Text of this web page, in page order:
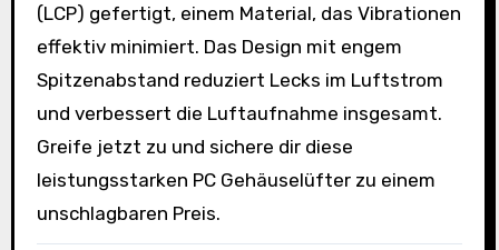
(LCP) gefertigt, einem Material, das Vibrationen
effektiv minimiert. Das Design mit engem
Spitzenabstand reduziert Lecks im Luftstrom
und verbessert die Luftaufnahme insgesamt.
Greife jetzt zu und sichere dir diese
leistungsstarken PC Gehäuselüfter zu einem
unschlagbaren Preis.